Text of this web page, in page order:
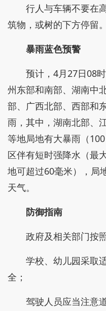
行人与车辆不要在
筑物，或树的下方停留。
暴雨蓝色预警
预计，4月27日08
州东部和南部、湖南中
部、广西北部、西部和
雨，其中，湖南北部、
等地局地有大暴雨（
区伴有短时强降水（最
地可超过60毫米），局
天气。
防御指南
政府及相关部门按
学校、幼儿园采取
全；
驾驶人员应当注意